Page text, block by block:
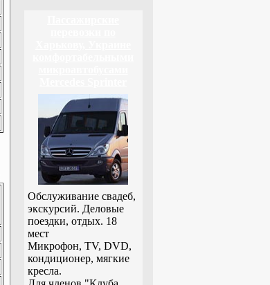
Обслуживание свадеб,
экскурсий. Деловые
поездки, отдых. 18
мест
Микрофон, TV, DVD,
кондиционер, мягкие
кресла.